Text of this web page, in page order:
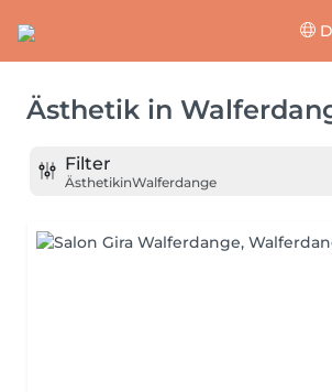
Ästhetik in
Filter
ÄsthetikinWalferdange